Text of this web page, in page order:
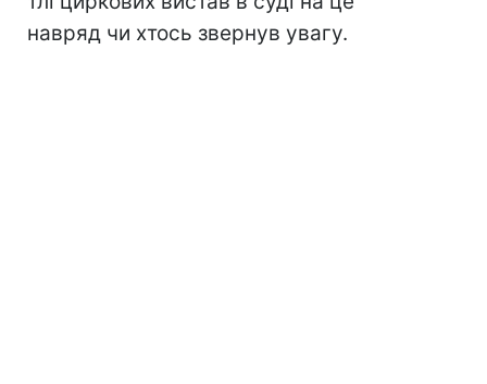
навряд чи хтось звернув увагу.